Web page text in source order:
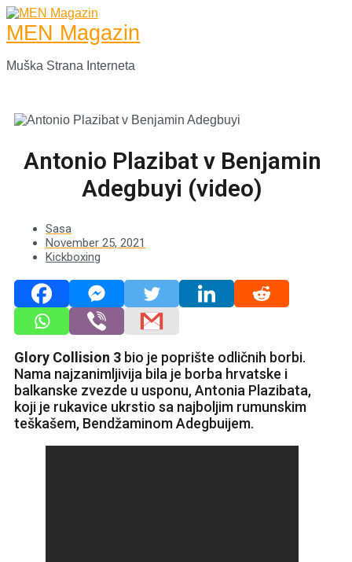
Skip
to
content
MEN Magazin
Muška Strana Interneta
Menu
Antonio Plazibat v Benjamin
Adegbuyi (video)
Sasa
November 25, 2021
Kickboxing
Glory Collision 3 bio je poprište odličnih borbi.
Nama najzanimljivija bila je borba hrvatske i
balkanske zvezde u usponu, Antonia Plazibata,
koji je rukavice ukrstio sa najboljim rumunskim
teškašem, Bendžaminom Adegbuijem.